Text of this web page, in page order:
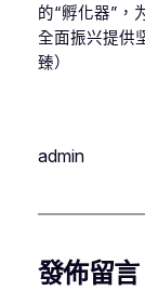
的“孵化器”，
全面振兴提供
臻）
admin
發佈留言